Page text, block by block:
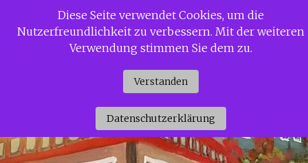
InhaltSiggi Gerdaus Welt
Diese Seite verwendet Cookies, um die
Nutzerfreundlichkeit zu verbessern. Mit der weiteren
Verwendung stimmen Sie dem zu.
Verstanden
Datenschutzerklärung